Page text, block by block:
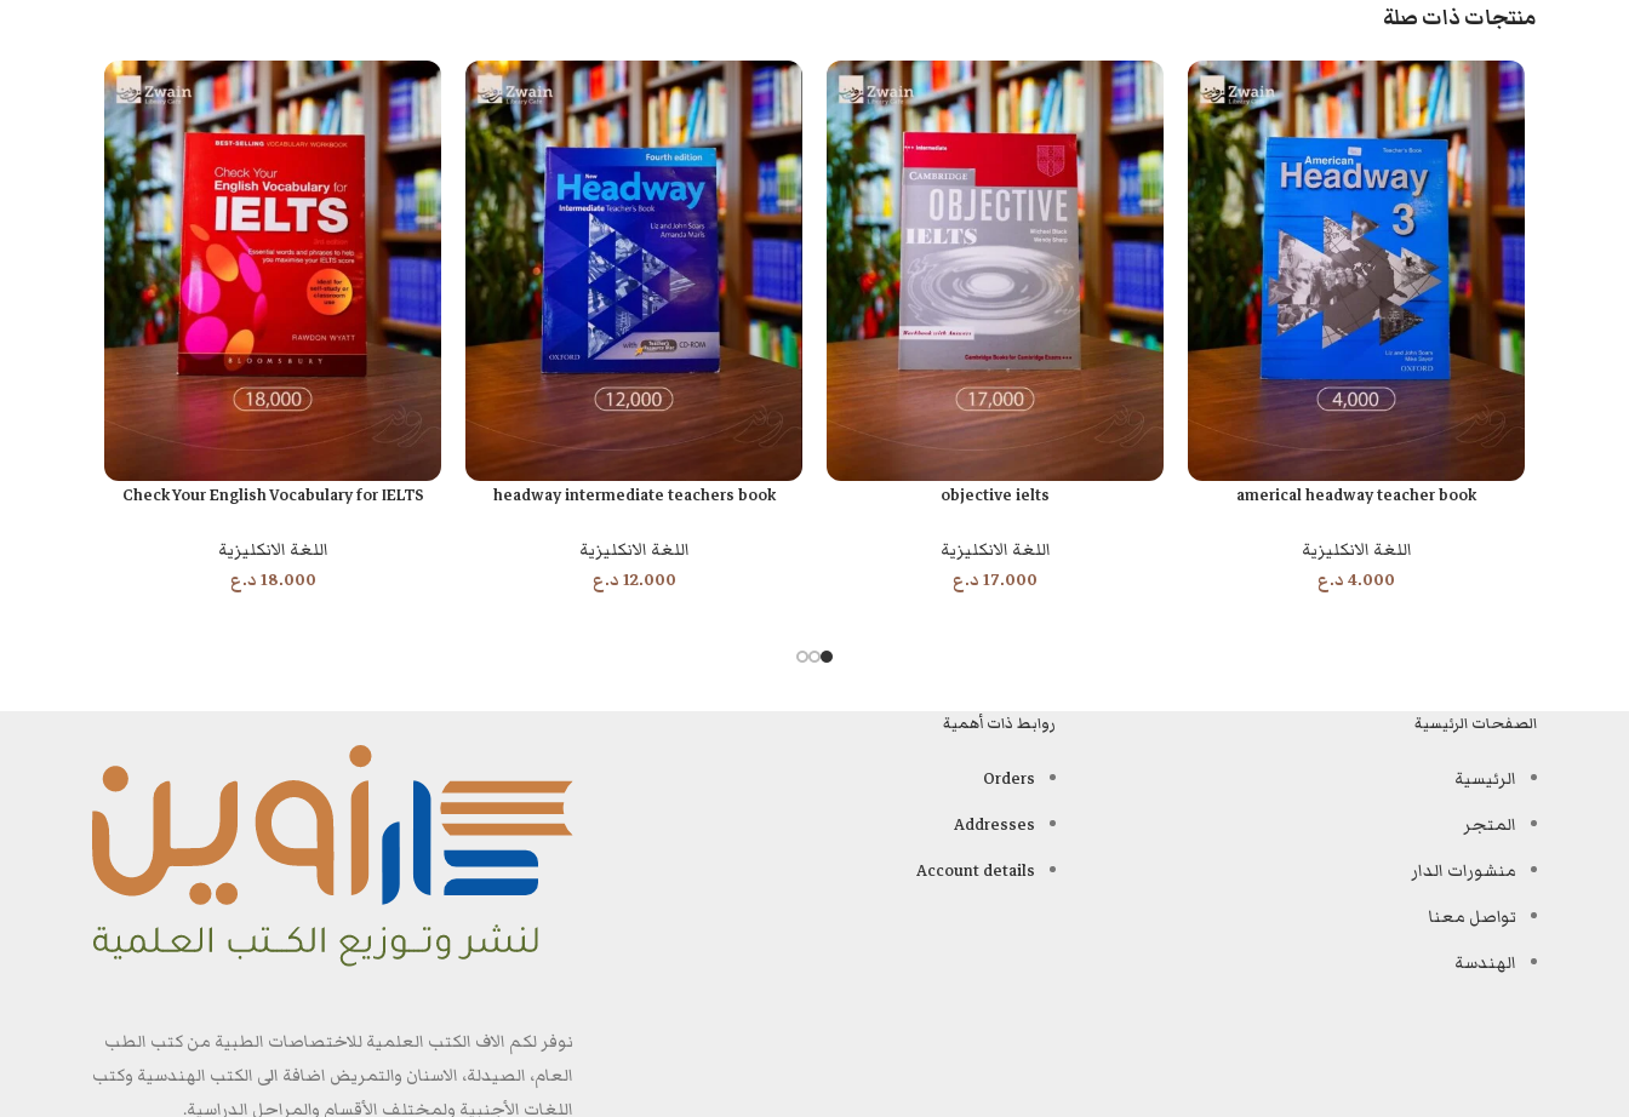
منتجات ذات صلة
إضافة إلى السلةamerical headway teacher book
اللغة الانكليزية
4.000د.ع
objective ielts
اللغة الانكليزية
17.000د.ع
إضافة إلى السلة
headway intermediate teachers book
اللغة الانكليزية
12.000د.ع
إضافة إلى السلة
Check Your English Vocabulary for IELTS
اللغة الانكليزية
18.000د.ع
الصفحات الرئيسية
الرئيسية
المتجر
منشورات الدار
تواصل معنا
الهندسة
روابط ذات أهمية
Orders
Addresses
Account details
نوفر لكم الاف الكتب العلمية للاختصاصات الطبية من كتب الطب
العام، الصيدلة، الاسنان والتمريض اضافة الى الكتب الهندسية وكتب
اللغات الأجنبية ولمختلف الأقسام والمراحل الدراسية.